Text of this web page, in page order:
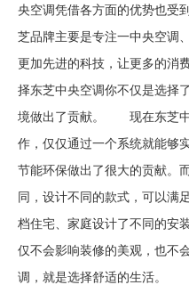
央空调凭借各方面的优势也受
芝品牌主要是专注一中央空调
更加先进的科技，让更多的消
择东芝中央空调你不仅是选择
境做出了贡献。 现在东芝中
作，仅仅通过一个系统就能够
节能环保做出了很大的贡献。
同，设计不同的款式，可以满
档住宅、家庭设计了不同的安
仅不会影响装修的美观，也不
调，就是选择舒适的生活